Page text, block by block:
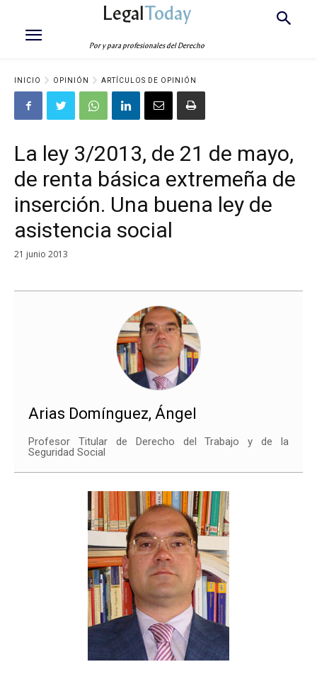
LegalToday
Por y para profesionales del Derecho
INICIO OPINIÓN ARTÍCULOS DE OPINIÓN
La ley 3/2013, de 21 de mayo,
de renta básica extremeña de
inserción. Una buena ley de
asistencia social
21 junio 2013
Arias Domínguez, Ángel
Profesor Titular de Derecho del Trabajo y de la
Seguridad Social